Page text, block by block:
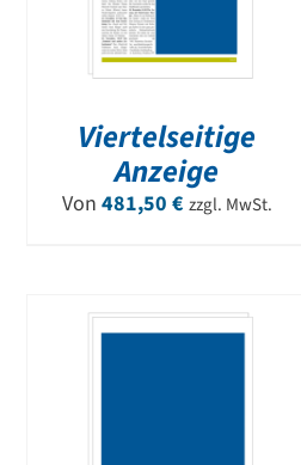
Viertelseitige
Anzeige
Von 481,50 € zzgl. MwSt.